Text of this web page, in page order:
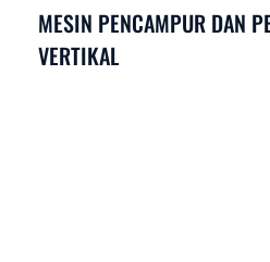
MESIN PENCAMPUR DAN
VERTIKAL